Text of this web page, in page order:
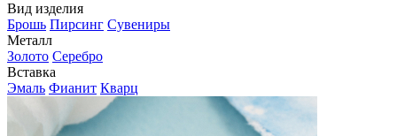
Вид изделия
Брошь Пирсинг Сувениры
Металл
Золото Серебро
Вставка
Эмаль Фианит Кварц